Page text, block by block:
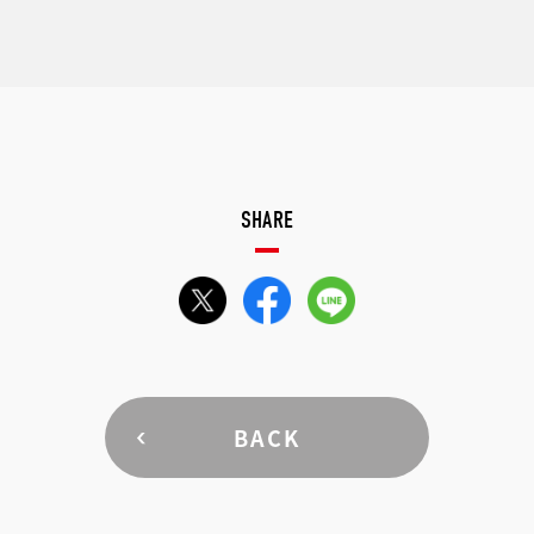
SHARE
BACK